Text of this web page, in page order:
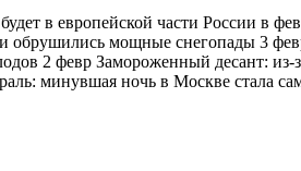
в европейской части России в
обрушились мощные снегопады 3
2 февр Замороженный десант: из-
минувшая ночь в Москве стала